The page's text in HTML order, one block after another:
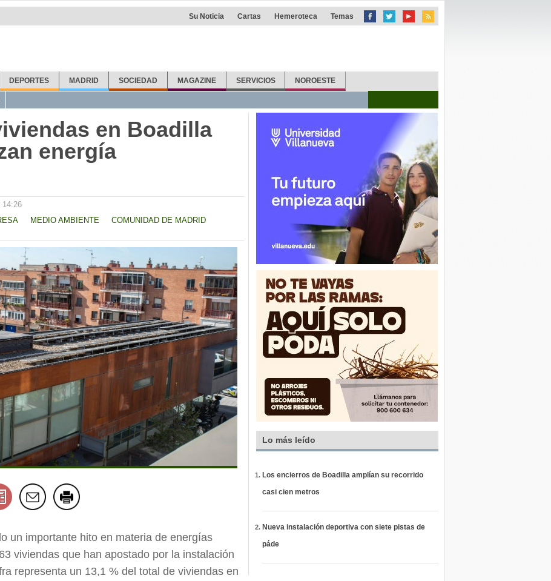
Su Noticia Cartas Hemeroteca Temas
DEPORTES MADRID SOCIEDAD MAGAZINE SERVICIOS NOROESTE
en Boadilla
energía
14:26
MEDIO AMBIENTE
COMUNIDAD DE MADRID
un importante hito en materia de energías
viviendas que han apostado por la instalación
representa un 13,1 % del total de viviendas en
Lo más leído
Los encierros de Boadilla amplían su recorrido
casi cien metros
Nueva instalación deportiva con siete pistas de
páde